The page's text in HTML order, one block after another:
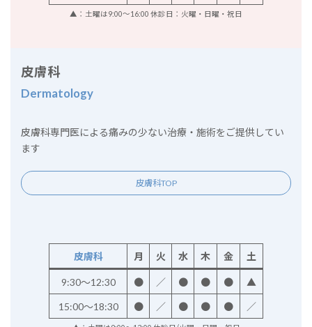
▲：土曜は9:00～16:00 休診日：火曜・日曜・祝日
皮膚科
Dermatology
皮膚科専門医による痛みの少ない治療・施術をご提供してい
ます
皮膚科TOP
皮膚科 月 火 水 木 金 土
9:30～12:30 ● ／ ● ● ● ▲
15:00～18:30 ● ／ ● ● ● ／